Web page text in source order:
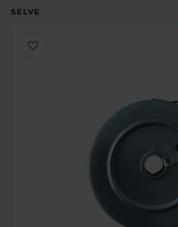
SELVE